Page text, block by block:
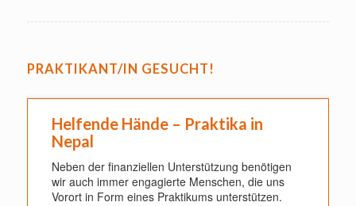
PRAKTIKANT/IN GESUCHT!
Helfende Hände – Praktika in
Nepal
Neben der finanziellen Unterstützung benötigen
wir auch immer engagierte Menschen, die uns
Vorort in Form eines Praktikums unterstützen.